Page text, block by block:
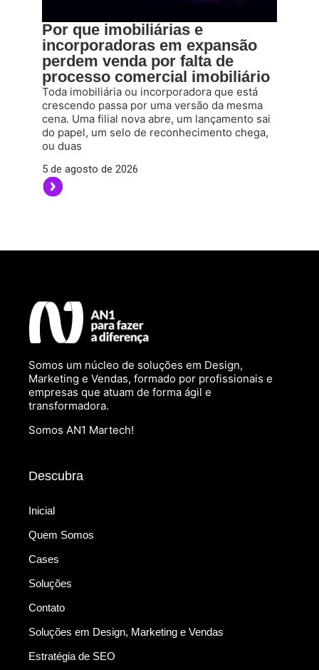
Por que imobiliárias e
incorporadoras em expansão
perdem venda por falta de
processo comercial imobiliário
Toda imobiliária ou incorporadora que está
crescendo passa por uma versão da mesma
cena. Uma filial nova abre, um lançamento sai
do papel, um selo de reconhecimento chega,
ou duas
5 de agosto de 2026
Somos um núcleo de soluções em Design,
Marketing e Vendas, formado por profissionais e
empresas que atuam de forma ágil e
transformadora.
Somos AN1 Martech!
Descubra
Inicial
Quem Somos
Cases
Soluções
Contato
Soluções em Design, Marketing e Vendas
Estratégia de SEO